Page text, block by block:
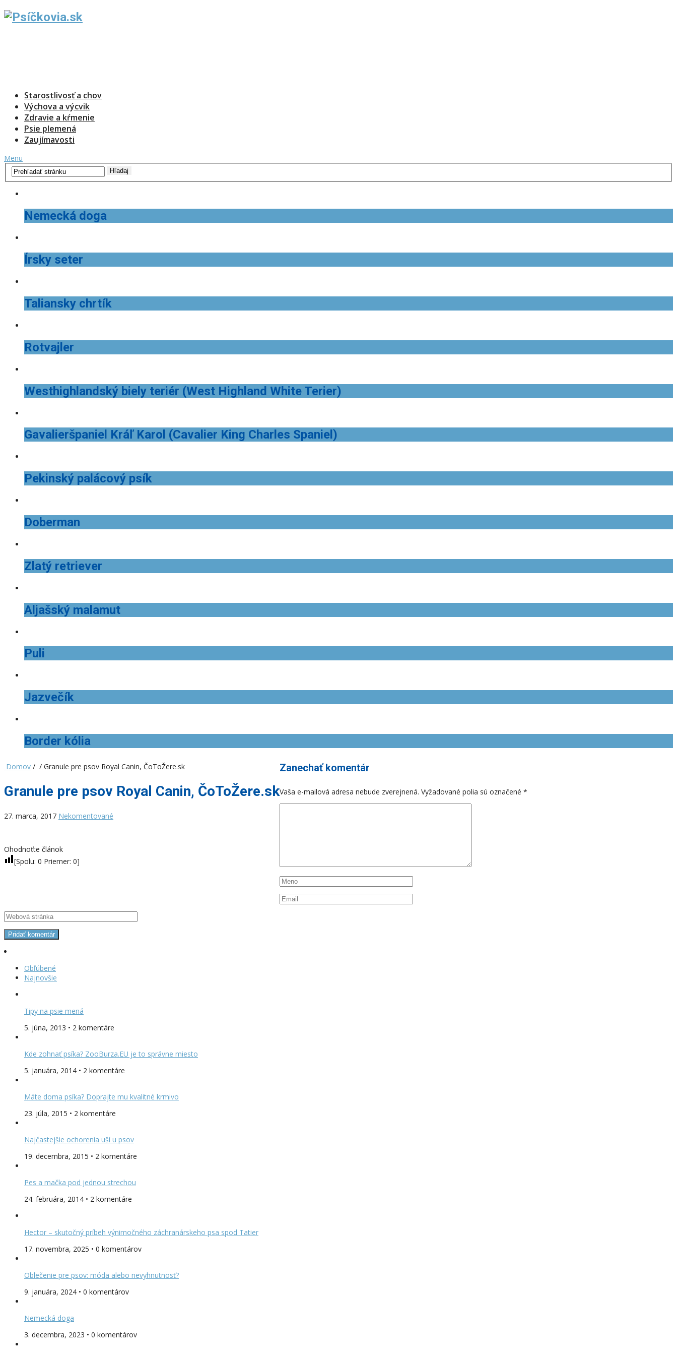
Starostlivosť a chov
Výchova a výcvik
Zdravie a kŕmenie
Psie plemená
Zaujímavosti
Menu
Nemecká doga
Írsky seter
Taliansky chrtík
Rotvajler
Westhighlandský biely teriér (West Highland White Terier)
Gavalieršpaniel Kráľ Karol (Cavalier King Charles Spaniel)
Pekinský palácový psík
Doberman
Zlatý retriever
Aljašský malamut
Puli
Jazvečík
Border kólia
Domov / / Granule pre psov Royal Canin, ČoToŽere.sk
Granule pre psov Royal Canin, ČoToŽere.sk
27. marca, 2017 Nekomentované
Ohodnoťte článok
[Spolu: 0 Priemer: 0]
Zanechať komentár
Vaša e-mailová adresa nebude zverejnená. Vyžadované polia sú označené *
Obľúbené
Najnovšie
Tipy na psie mená
5. júna, 2013 • 2 komentáre
Kde zohnať psíka? ZooBurza.EU je to správne miesto
5. januára, 2014 • 2 komentáre
Máte doma psíka? Doprajte mu kvalitné krmivo
23. júla, 2015 • 2 komentáre
Najčastejšie ochorenia uší u psov
19. decembra, 2015 • 2 komentáre
Pes a mačka pod jednou strechou
24. februára, 2014 • 2 komentáre
Hector – skutočný príbeh výnimočného záchranárskeho psa spod Tatier
17. novembra, 2025 • 0 komentárov
Oblečenie pre psov: móda alebo nevyhnutnosť?
9. januára, 2024 • 0 komentárov
Nemecká doga
3. decembra, 2023 • 0 komentárov